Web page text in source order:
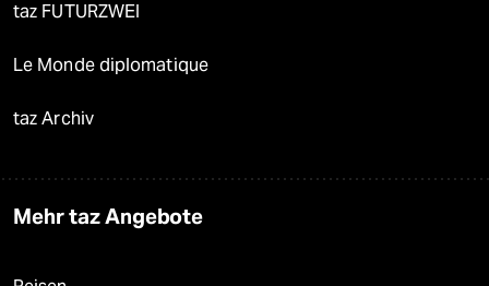
taz FUTURZWEI
Le Monde diplomatique
taz Archiv
Mehr taz Angebote